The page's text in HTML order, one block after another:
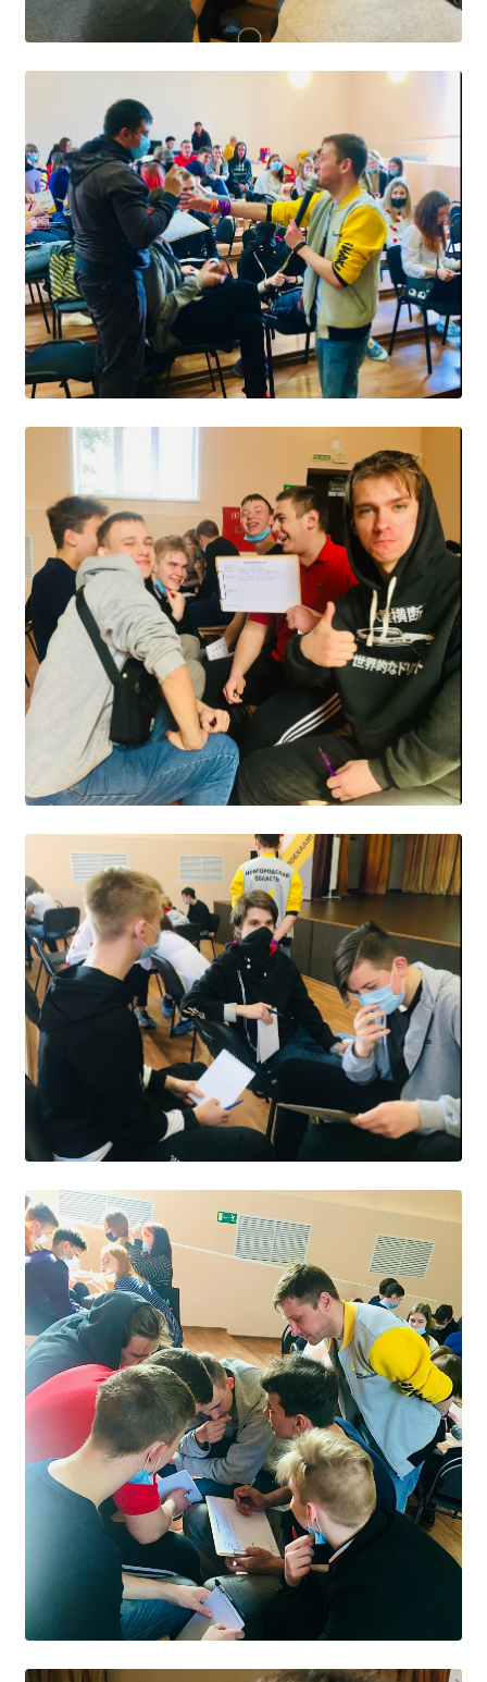
Общероссийская база вакансий "Работа в
России"